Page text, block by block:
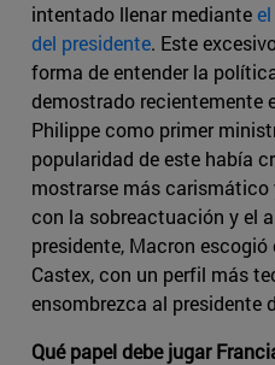
intentado llenar mediante
del presidente. Este
forma de entender la
demostrado recientemente
Philippe como primer
popularidad de este había
mostrarse más
con la sobreactuación y el
presidente, Macron
Castex, con un perfil más
ensombrezca al presidente
Qué papel debe jugar